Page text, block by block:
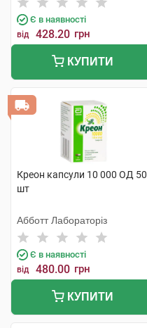
Є в наявності
від 428.20 грн
КУПИТИ
Креон капсули 10 000 ОД 50
шт
Абботт Лабораторіз
Є в наявності
від 480.00 грн
КУПИТИ